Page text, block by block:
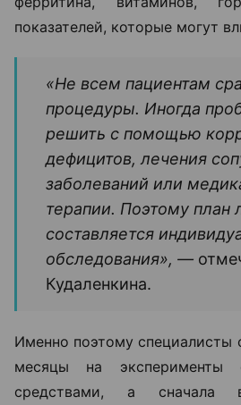
показателей, которые могут
«Не всем пациентам
процедуры. Иногда
решить с помощью
дефицитов, лечения
заболеваний или
терапии. Поэтому план
составляется
обследования», —
Кудаленкина.
Именно поэтому специалисты
месяцы на эксперименты
средствами, а сначала